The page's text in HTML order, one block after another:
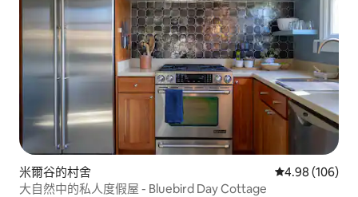
米爾谷的村舍 從 106 則評價
4.98 (106)
大自然中的私人度假屋 - Bluebird Day Cottage